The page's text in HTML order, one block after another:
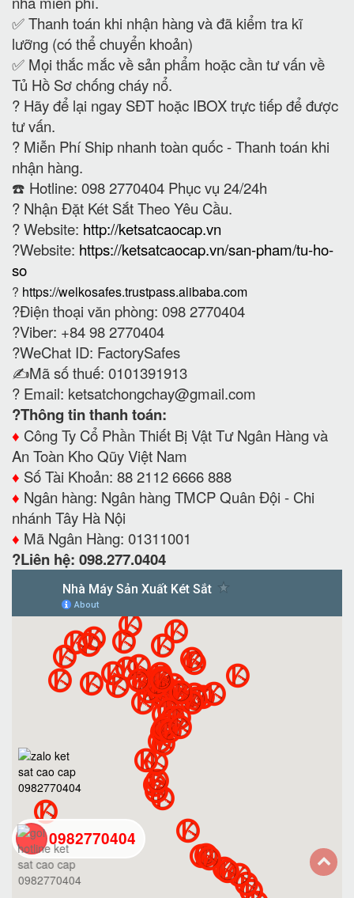
✅ Thanh toán khi nhận hàng và đã kiểm tra kĩ
lưỡng (có thể chuyển khoản)
✅ Mọi thắc mắc về sản phẩm hoặc cần tư vấn về
Tủ Hồ Sơ chống cháy nổ.
? Hãy để lại ngay SĐT hoặc IBOX trực tiếp để được
tư vấn.
? Miễn Phí Ship nhanh toàn quốc - Thanh toán khi
nhận hàng.
☎️ Hotline: 098 2770404 Phục vụ 24/24h
? Nhận Đặt Két Sắt Theo Yêu Cầu.
? Website: http://ketsatcaocap.vn
?Website: https://ketsatcaocap.vn/san-pham/tu-ho-
so
? https://welkosafes.trustpass.alibaba.com
?Điện thoại văn phòng: 098 2770404
?Viber: +84 98 2770404
?WeChat ID: FactorySafes
✍️Mã số thuế: 0101391913
? Email: ketsatchongchay@gmail.com
?Thông tin thanh toán:
♦️ Công Ty Cổ Phần Thiết Bị Vật Tư Ngân Hàng và
An Toàn Kho Qũy Việt Nam
♦️ Số Tài Khoản: 88 2112 6666 888
♦️ Ngân hàng: Ngân hàng TMCP Quân Đội - Chi
nhánh Tây Hà Nội
♦️ Mã Ngân Hàng: 01311001
?Liên hệ: 098.277.0404
0982770404